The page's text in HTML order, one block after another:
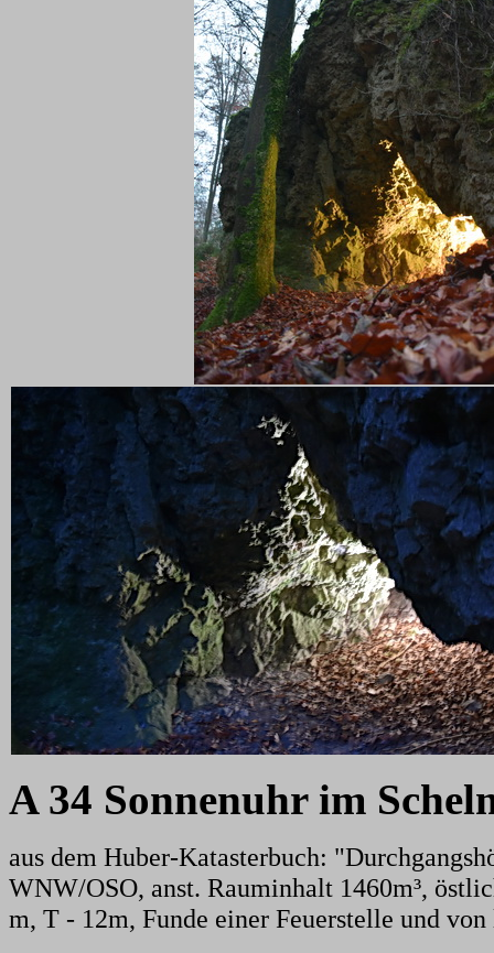
A 34 Sonnenuhr im
aus dem Huber-Katasterbuch:
WNW/OSO, anst. Rauminhalt 1460m³,
m, T - 12m, Funde einer Feuerstelle und